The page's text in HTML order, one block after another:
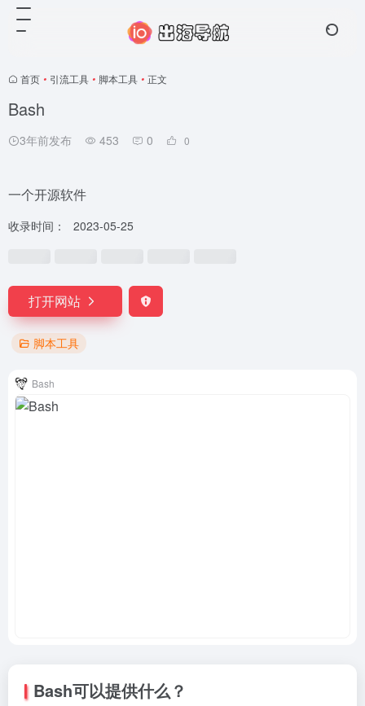
首页 • 引流工具 • 脚本工具 • 正文
Bash
3年前发布 453 0 0
一个开源软件
收录时间： 2023-05-25
打开网站
脚本工具
Bash
Bash可以提供什么？